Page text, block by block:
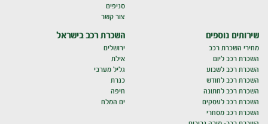
סניפים
צור קשר
שירותים נוספים
מחירי השכרת רכב
השכרת רכב ליום
השכרת רכב לשבוע
השכרת רכב לחודש
השכרת רכב לחתונה
השכרת רכב לעסקים
השכרת רכב מסחרי
השכרת רכב בישראל
ירושלים
אילת
גליל מערבי
כנרת
חיפה
ים המלח